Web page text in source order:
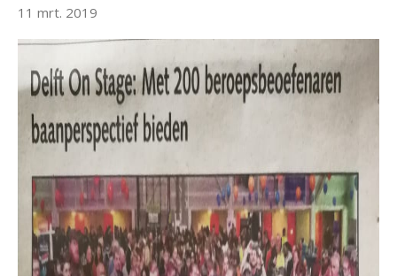
11 mrt. 2019